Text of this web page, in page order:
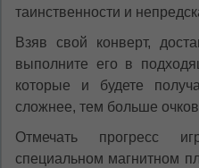
таинственности и
Взяв свой конверт,
выполните его в
которые и будете
сложнее, тем больше
Отмечать прогресс
специальном магнитном